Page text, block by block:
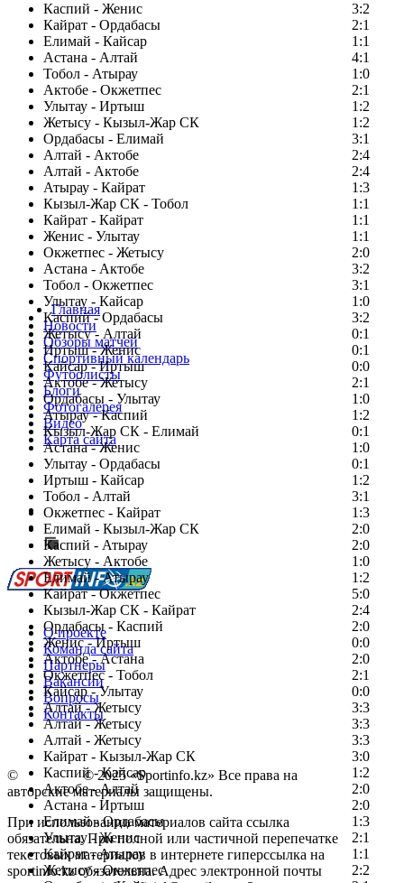
Каспий - Женис
3:2
Кайрат - Ордабасы
2:1
Елимай - Кайсар
1:1
Астана - Алтай
4:1
Тобол - Атырау
1:0
Актобе - Окжетпес
2:1
Улытау - Иртыш
1:2
Жетысу - Кызыл-Жар СК
1:2
Ордабасы - Елимай
3:1
Алтай - Актобе
2:4
Алтай - Актобе
2:4
Атырау - Кайрат
1:3
Кызыл-Жар СК - Тобол
1:1
Кайрат - Кайрат
1:1
Женис - Улытау
1:1
Окжетпес - Жетысу
2:0
Астана - Актобе
3:2
Тобол - Окжетпес
3:1
Улытау - Кайсар
1:0
Каспий - Ордабасы
3:2
Жетысу - Алтай
0:1
Иртыш - Женис
0:1
Кайсар - Иртыш
0:0
Актобе - Жетысу
2:1
Ордабасы - Улытау
1:0
Атырау - Каспий
1:2
Кызыл-Жар СК - Елимай
0:1
Астана - Женис
1:0
Улытау - Ордабасы
0:1
Иртыш - Кайсар
1:2
Тобол - Алтай
3:1
Окжетпес - Кайрат
1:3
Елимай - Кызыл-Жар СК
2:0
Каспий - Атырау
2:0
Жетысу - Актобе
1:0
Елимай - Атырау
1:2
Кайрат - Окжетпес
5:0
Кызыл-Жар СК - Кайрат
2:4
Ордабасы - Каспий
2:0
Женис - Иртыш
0:0
Актобе - Астана
2:0
Окжетпес - Тобол
2:1
Кайсар - Улытау
0:0
Алтай - Жетысу
3:3
Алтай - Жетысу
3:3
Алтай - Жетысу
3:3
Кайрат - Кызыл-Жар СК
3:0
Каспий - Кайсар
1:2
Актобе - Алтай
2:0
Астана - Иртыш
2:0
Елимай - Ордабасы
1:3
Улытау - Женис
2:1
Кайрат - Атырау
1:1
Жетысу - Окжетпес
2:2
Главная
Новости
Обзоры матчей
Спортивный календарь
Футболисты
Блоги
Фотогалерея
Видео
Карта сайта
Есть идея?
Сообщить о мероприятии
Перейти на старый сайт
О проекте
Команда сайта
Партнеры
Вакансии
Вопросы
Контакты
© Copyright© 2025 «Sportinfo.kz» Все права на
авторские материалы защищены.
При использовании материалов сайта ссылка
обязательна. При полной или частичной перепечатке
текстовых материалов в интернете гиперссылка на
sportinfo.kz обязательна. Адрес электронной почты